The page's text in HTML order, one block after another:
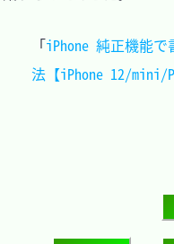
「iPhone 純正機能で
法【iPhone 12/mini/